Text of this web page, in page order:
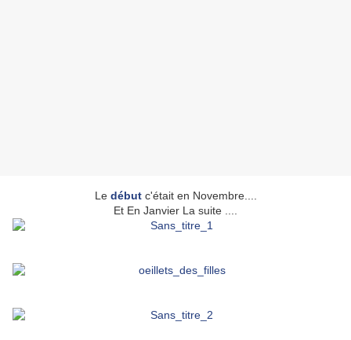
Le début c'était en Novembre....
Et En Janvier La suite ....